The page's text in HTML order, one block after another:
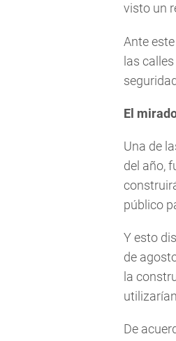
visto un
Ante
las
El
Una de
del año,
público
Y esto
de
la
De